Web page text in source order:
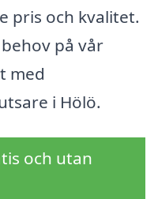
pris och kvalitet.
på vår
med
i Hölö.
och utan